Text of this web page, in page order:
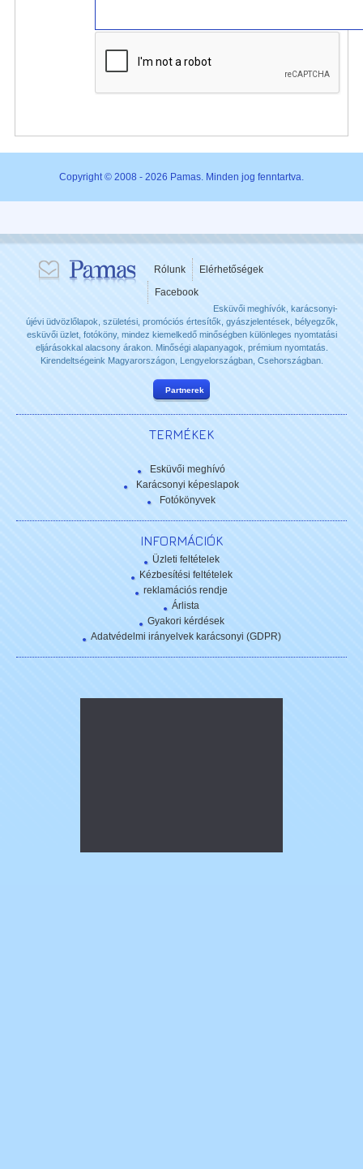
Copyright © 2008 - 2026 Pamas. Minden jog fenntartva.
Rólunk
Elérhetőségek
Facebook
Esküvői meghívók, karácsonyi-
újévi üdvözlőlapok, születési, promóciós értesítők, gyászjelentések, bélyegzők,
esküvői üzlet, fotóköny, mindez kiemelkedő minőségben különleges nyomtatási
eljárásokkal alacsony árakon. Minőségi alapanyagok, prémium nyomtatás.
Kirendeltségeink Magyarországon, Lengyelországban, Csehországban.
Partnerek
TERMÉKEK
Esküvői meghívó
Karácsonyi képeslapok
Fotókönyvek
INFORMÁCIÓK
Üzleti feltételek
Kézbesítési feltételek
reklamációs rendje
Árlista
Gyakori kérdések
Adatvédelmi irányelvek karácsonyi (GDPR)